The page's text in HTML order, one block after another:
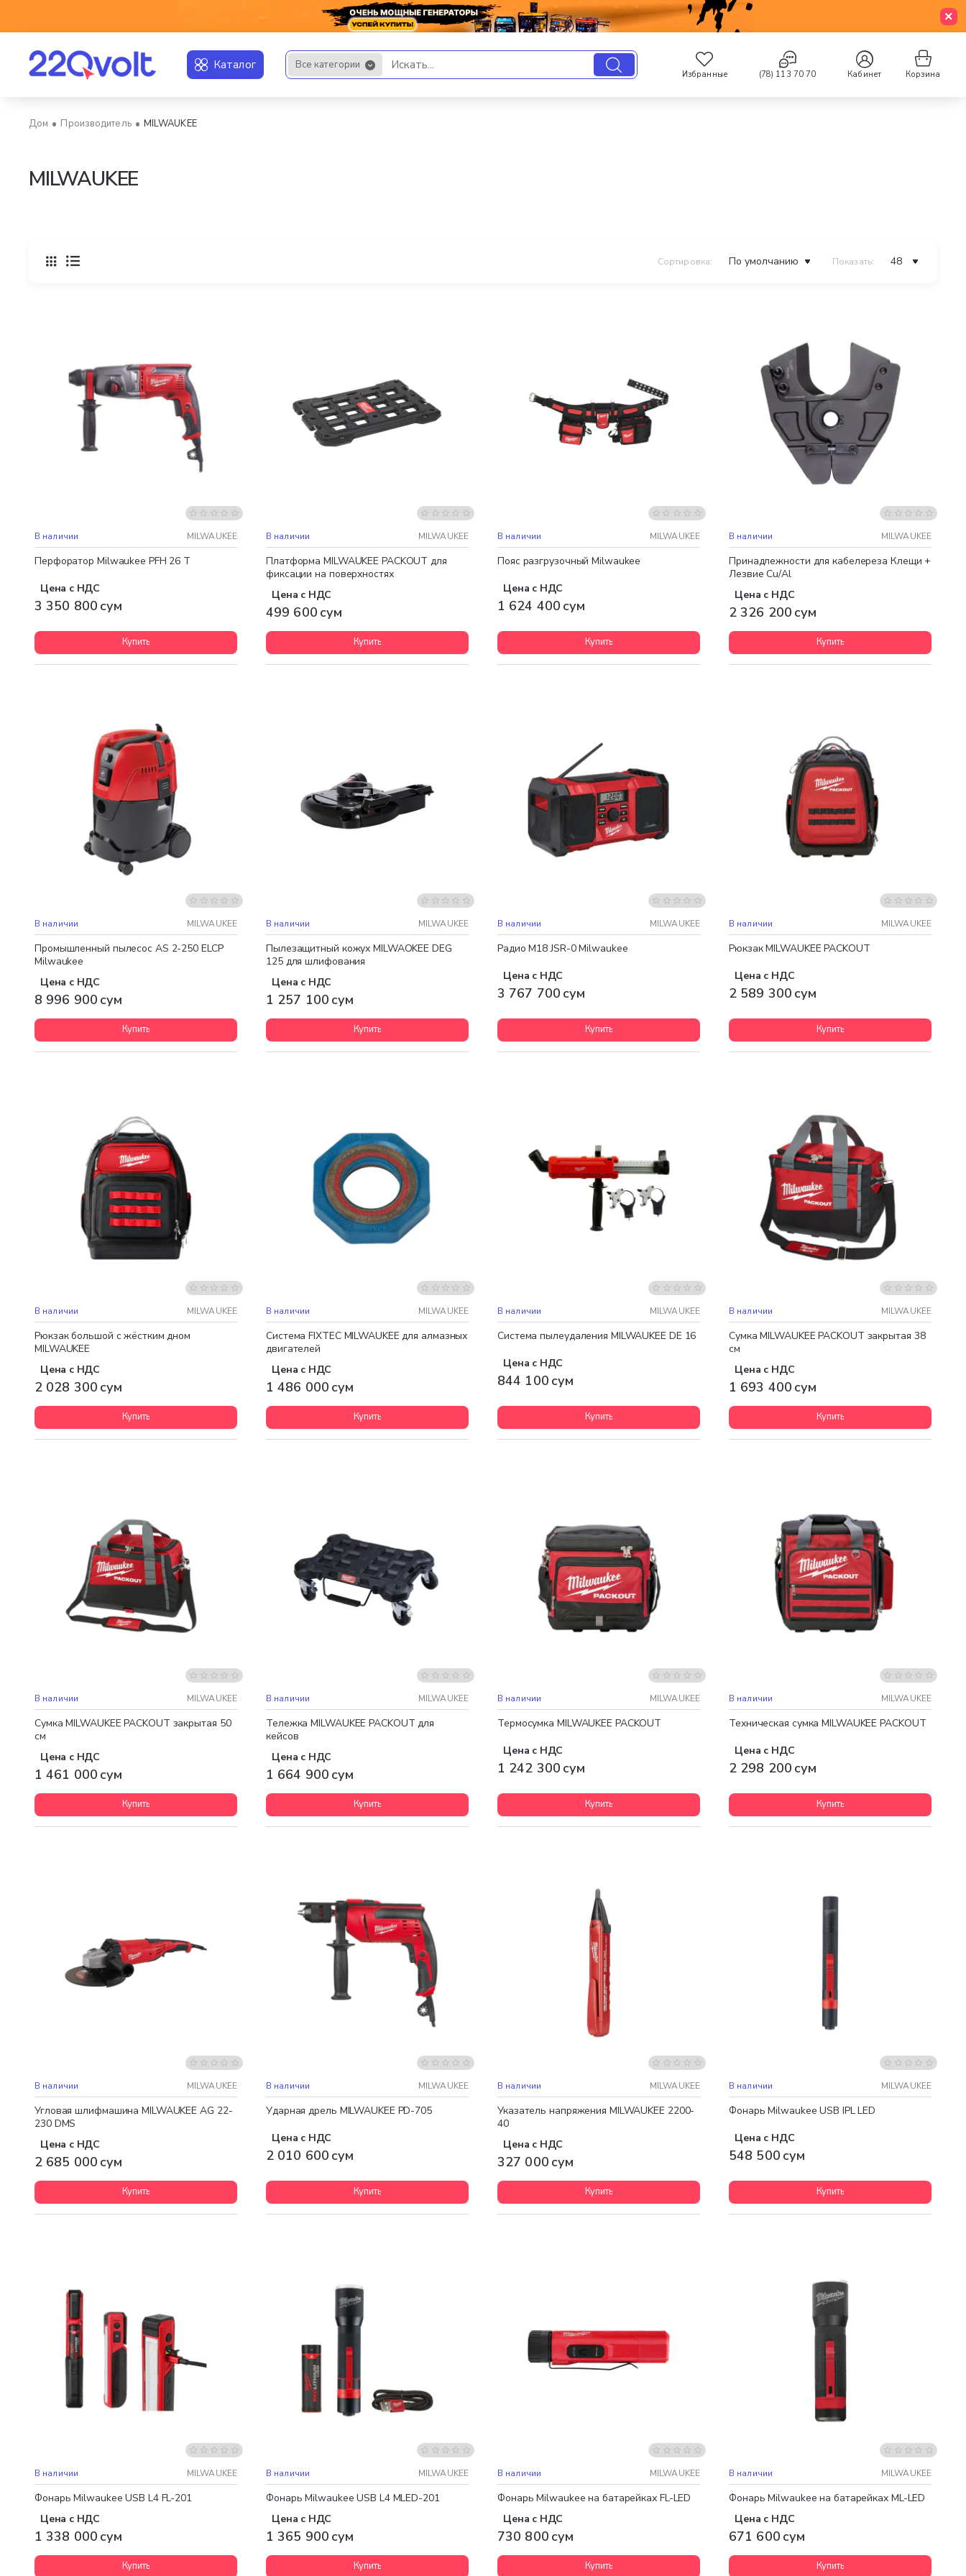
Каталог Все категории
Искать... Избранные (78) 113 70 70 Кабинет Корзина
MILWAUKEE
Производитель MILWAUKEE
Сортировка: Показать:
Бесплатная доставка
В наличии MILWAUKEE
Перфоратор Milwaukee PFH 26 T
Цена с НДС
3 350 800 сум
Купить
В наличии MILWAUKEE
Платформа MILWAUKEE PACKOUT для
фиксации на поверхностях
Цена с НДС
499 600 сум
Купить
Бесплатная доставка
В наличии MILWAUKEE
Пояс разгрузочный Milwaukee
Цена с НДС
1 624 400 сум
Купить
Бесплатная доставка
В наличии MILWAUKEE
Принадлежности для кабелереза Клещи +
Лезвие Cu/Al
Цена с НДС
2 326 200 сум
Купить
Бесплатная доставка
В наличии MILWAUKEE
Промышленный пылесос AS 2-250 ELCP
Milwaukee
Цена с НДС
8 996 900 сум
Купить
Бесплатная доставка
В наличии MILWAUKEE
Пылезащитный кожух MILWAOKEE DEG
125 для шлифования
Цена с НДС
1 257 100 сум
Купить
Бесплатная доставка
В наличии MILWAUKEE
Радио M18 JSR-0 Milwaukee
Цена с НДС
3 767 700 сум
Купить
Бесплатная доставка
В наличии MILWAUKEE
Рюкзак MILWAUKEE PACKOUT
Цена с НДС
2 589 300 сум
Купить
Бесплатная доставка
В наличии MILWAUKEE
Рюкзак большой с жёстким дном
MILWAUKEE
Цена с НДС
2 028 300 сум
Купить
Бесплатная доставка
В наличии MILWAUKEE
Система FIXTEC MILWAUKEE для алмазных
двигателей
Цена с НДС
1 486 000 сум
Купить
В наличии MILWAUKEE
Система пылеудаления MILWAUKEE DE 16
Цена с НДС
844 100 сум
Купить
Бесплатная доставка
В наличии MILWAUKEE
Сумка MILWAUKEE PACKOUT закрытая 38
см
Цена с НДС
1 693 400 сум
Купить
Бесплатная доставка
В наличии MILWAUKEE
Сумка MILWAUKEE PACKOUT закрытая 50
см
Цена с НДС
1 461 000 сум
Купить
Бесплатная доставка
В наличии MILWAUKEE
Тележка MILWAUKEE PACKOUT для
кейсов
Цена с НДС
1 664 900 сум
Купить
Бесплатная доставка
В наличии MILWAUKEE
Термосумка MILWAUKEE PACKOUT
Цена с НДС
1 242 300 сум
Купить
Бесплатная доставка
В наличии MILWAUKEE
Техническая сумка MILWAUKEE PACKOUT
Цена с НДС
2 298 200 сум
Купить
Бесплатная доставка
В наличии MILWAUKEE
Угловая шлифмашина MILWAUKEE AG 22-
230 DMS
Цена с НДС
2 685 000 сум
Купить
Бесплатная доставка
В наличии MILWAUKEE
Ударная дрель MILWAUKEE PD-705
Цена с НДС
2 010 600 сум
Купить
В наличии MILWAUKEE
Указатель напряжения MILWAUKEE 2200-
40
Цена с НДС
327 000 сум
Купить
В наличии MILWAUKEE
Фонарь Milwaukee USB IPL LED
Цена с НДС
548 500 сум
Купить
Бесплатная доставка
В наличии MILWAUKEE
Фонарь Milwaukee USB L4 FL-201
Цена с НДС
1 338 000 сум
Купить
Бесплатная доставка
В наличии MILWAUKEE
Фонарь Milwaukee USB L4 MLED-201
Цена с НДС
1 365 900 сум
Купить
В наличии MILWAUKEE
Фонарь Milwaukee на батарейках FL-LED
Цена с НДС
730 800 сум
Купить
В наличии MILWAUKEE
Фонарь Milwaukee на батарейках ML-LED
Цена с НДС
671 600 сум
Купить